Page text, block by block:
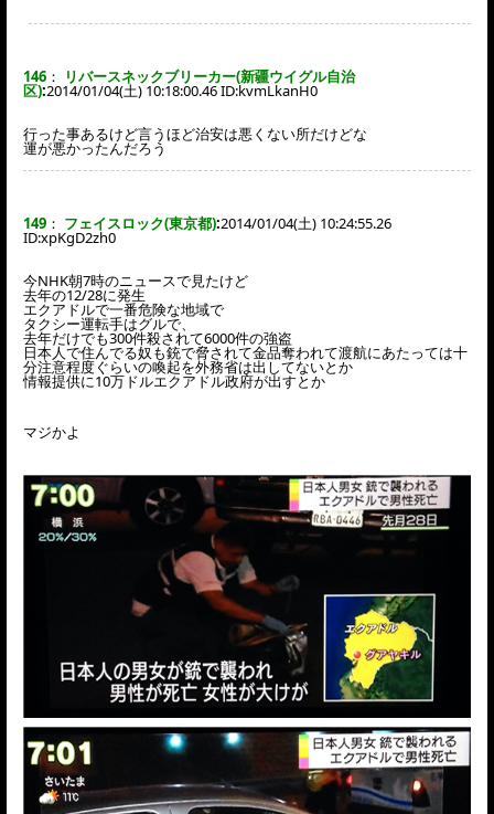
146 ： リバースネックブリーカー(新疆ウイグル自治
区):2014/01/04(土) 10:18:00.46 ID:kvmLkanH0
行った事あるけど言うほど治安は悪くない所だけどな
運が悪かったんだろう
149 ： フェイスロック(東京都):2014/01/04(土) 10:24:55.26
ID:xpKgD2zh0
今NHK朝7時のニュースで見たけど
去年の12/28に発生
エクアドルで一番危険な地域で
タクシー運転手はグルで、
去年だけでも300件殺されて6000件の強盗
日本人で住んでる奴も銃で脅されて金品奪われて渡航にあたっては十
分注意程度ぐらいの喚起を外務省は出してないとか
情報提供に10万ドルエクアドル政府が出すとか
マジかよ